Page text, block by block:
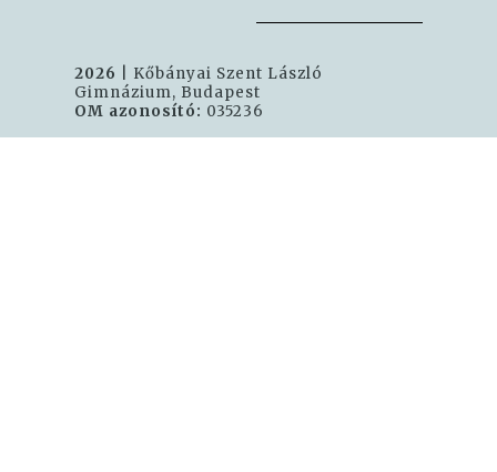
2026
| Kőbányai Szent László
Gimnázium, Budapest
OM azonosító: 035236